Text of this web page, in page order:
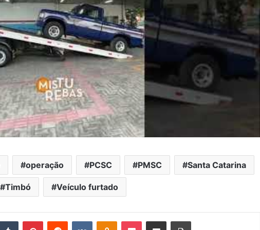
operação PCSC PMSC Santa Catarina
Timbó Veículo furtado